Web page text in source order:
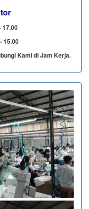
17.00
15.00
Kami di Jam Kerja.